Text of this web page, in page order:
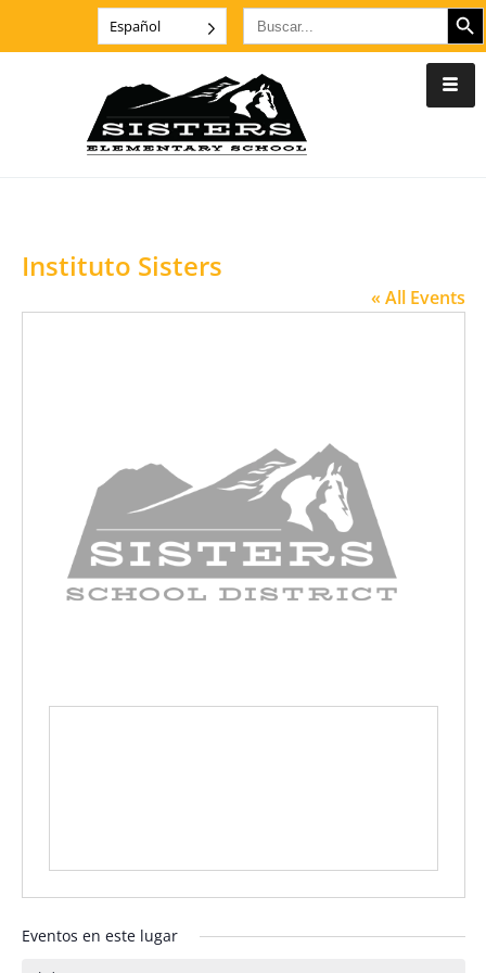
Español Buscar: BOTÓN
Instituto Sisters
« All Events
Eventos en este lugar